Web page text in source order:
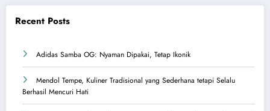
Recent Posts
Adidas Samba OG: Nyaman Dipakai, Tetap Ikonik
Mendol Tempe, Kuliner Tradisional yang Sederhana tetapi Selalu
Berhasil Mencuri Hati